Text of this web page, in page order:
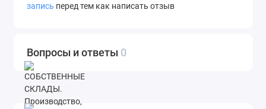
запись перед тем как написать отзыв
Вопросы и ответы 0